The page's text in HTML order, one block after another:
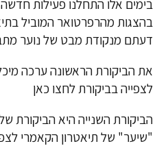
בימים אלו התחלנו פעילות
בהצגות מהרפרטואר המוביל
דעתם מנקודת מבט של נוער מתבגר
את הביקורת הראשונה ערכה
לצפייה בביקורתלחצו כאן
הביקורת השנייה היא הביקורת
"שיער" של תיאטרון הקאמרי